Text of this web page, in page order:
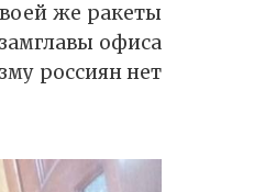
же ракеты
офиса
россиян нет